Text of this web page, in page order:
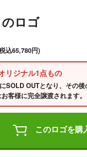
ロゴ
込65,780円)
リジナル1点もの
SOLD OUTとなり、その
客様に完全譲渡されます。
このロゴを購